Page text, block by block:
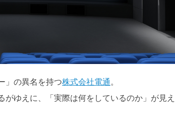
」の異名を持つ株式会社電通 。
ゆえに、「実際は何をしているのか」が見え